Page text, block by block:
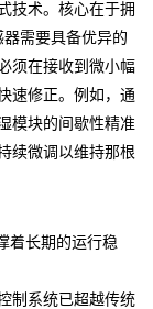
技术。核心在于拥
需要具备优异的
须在接收到微小幅
速修正。例如，通
模块的间歇性精准
续微调以维持那根
着长期的运行稳
制系统已超越传统